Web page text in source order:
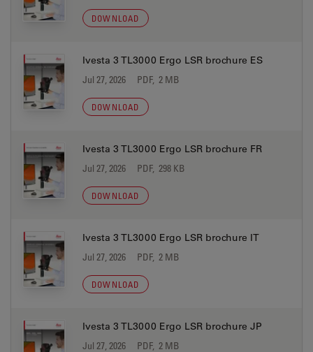
DOWNLOAD
Ivesta 3 TL3000 Ergo LSR brochure ES
Jul 27, 2026 PDF, 2 MB
DOWNLOAD
Ivesta 3 TL3000 Ergo LSR brochure FR
Jul 27, 2026 PDF, 298 KB
DOWNLOAD
Ivesta 3 TL3000 Ergo LSR brochure IT
Jul 27, 2026 PDF, 2 MB
DOWNLOAD
Ivesta 3 TL3000 Ergo LSR brochure JP
Jul 27, 2026 PDF, 2 MB